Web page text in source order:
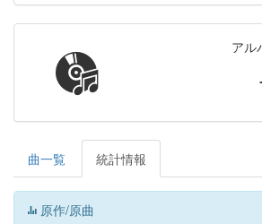
アル
曲一覧 統計情報
原作/原曲